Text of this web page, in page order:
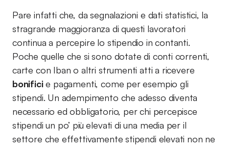
Pare infatti che, da segnalazioni e dati statistici, la
stragrande maggioranza di questi lavoratori
continua a percepire lo stipendio in contanti.
Poche quelle che si sono dotate di conti correnti,
carte con Iban o altri strumenti atti a ricevere
bonificie pagamenti, come per esempio gli
stipendi. Un adempimento che adesso diventa
necessario ed obbligatorio, per chi percepisce
stipendi un po’ più elevati di una media per il
settore che effettivamente stipendi elevati non ne